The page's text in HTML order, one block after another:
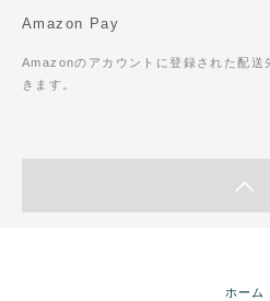
Amazon Pay
Amazonのアカウントに登録された配送
きます。
ホーム